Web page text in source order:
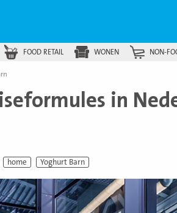
FOOD RETAIL WONEN NON-
in
home Yoghurt Barn